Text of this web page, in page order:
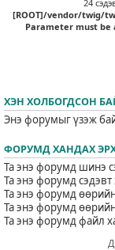
24
[ROOT]/vendor/twig/
Parameter must be
ХЭН ХОЛБОГДСОН
Энэ форумыг үзэж
ФОРУМД ХАНДАХ
Та энэ форумд шинэ
Та энэ форумд сэдэвт
Та энэ форумд
Та энэ форумд
Та энэ форумд файл